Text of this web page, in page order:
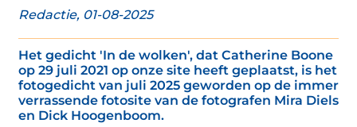
Redactie, 01-08-2025
Het gedicht 'In de wolken', dat Catherine Boone
op 29 juli 2021 op onze site heeft geplaatst, is het
fotogedicht van juli 2025 geworden op de immer
verrassende fotosite van de fotografen Mira Diels
en Dick Hoogenboom.